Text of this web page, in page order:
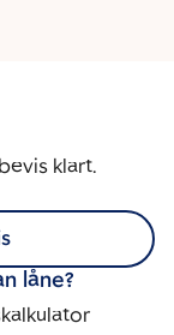
klart.
låne?